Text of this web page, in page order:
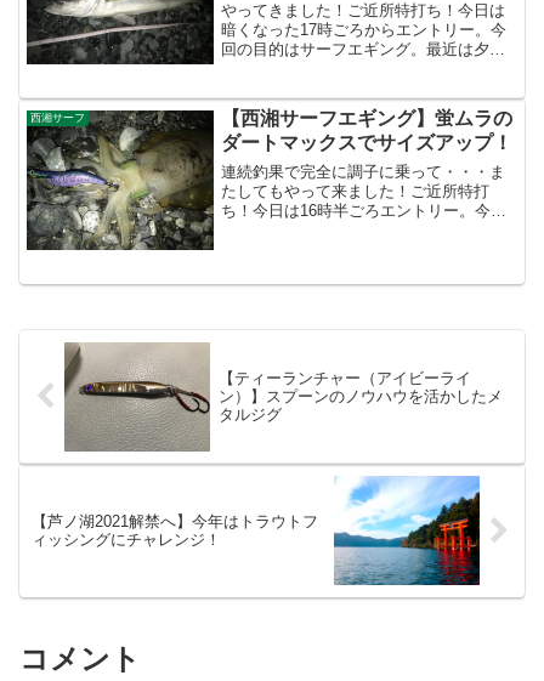
やってきました！ご近所特打ち！今日は
暗くなった17時ごろからエントリー。今
回の目的はサーフエギング。最近は夕マ
りアオリイカが釣れてるんだろう。確か
に先日もエヴォルーツで...
西湘サーフ
【西湘サーフエギング】蛍ムラの
ダートマックスでサイズアップ！
連続釣果で完全に調子に乗って・・・ま
たしてもやって来ました！ご近所特打
ち！今日は16時半ごろエントリー。今日
イトゲームと思いきや、真...
【ティーランチャー（アイビーライ
ン）】スプーンのノウハウを活かしたメ
タルジグ
【芦ノ湖2021解禁へ】今年はトラウトフ
ィッシングにチャレンジ！
コメント